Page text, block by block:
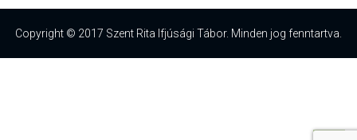
Copyright © 2017 Szent Rita Ifjúsági Tábor. Minden jog fenntartva.